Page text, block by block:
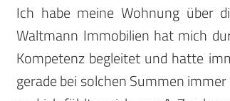
Ich habe meine Wohnung über
Waltmann Immobilien hat mich
Kompetenz begleitet und hatte
gerade bei solchen Summen